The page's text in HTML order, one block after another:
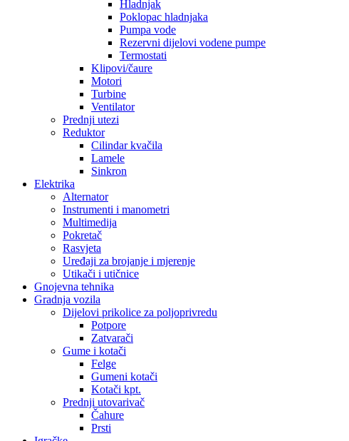
Hladnjak
Poklopac hladnjaka
Pumpa vode
Rezervni dijelovi vodene pumpe
Termostati
Klipovi/čaure
Motori
Turbine
Ventilator
Prednji utezi
Reduktor
Cilindar kvačila
Lamele
Sinkron
Elektrika
Alternator
Instrumenti i manometri
Multimedija
Pokretač
Rasvjeta
Uređaji za brojanje i mjerenje
Utikači i utičnice
Gnojevna tehnika
Gradnja vozila
Dijelovi prikolice za poljoprivredu
Potpore
Zatvarači
Gume i kotači
Felge
Gumeni kotači
Kotači kpt.
Prednji utovarivač
Čahure
Prsti